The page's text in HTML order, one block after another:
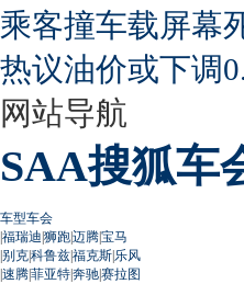
乘客撞车载屏幕
热议油价或下调
网站导航
SAA搜狐车
车型车会
|福瑞迪|狮跑|迈腾|宝马
|别克|科鲁兹|福克斯|乐风
|速腾|菲亚特|奔驰|赛拉图